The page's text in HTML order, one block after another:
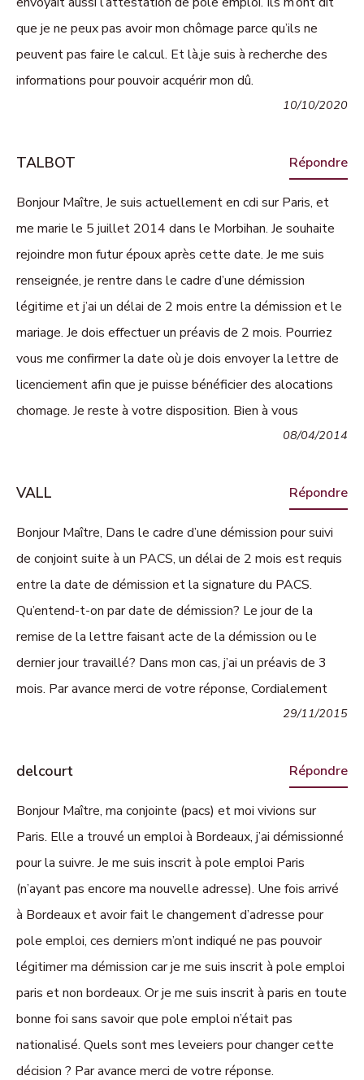
que je ne peux pas avoir mon chômage parce qu’ils ne
peuvent pas faire le calcul. Et là,je suis à recherche des
informations pour pouvoir acquérir mon dû.
10/10/2020
TALBOT Répondre
Bonjour Maître, Je suis actuellement en cdi sur Paris, et
me marie le 5 juillet 2014 dans le Morbihan. Je souhaite
rejoindre mon futur époux après cette date. Je me suis
renseignée, je rentre dans le cadre d’une démission
légitime et j’ai un délai de 2 mois entre la démission et le
mariage. Je dois effectuer un préavis de 2 mois. Pourriez
vous me confirmer la date où je dois envoyer la lettre de
licenciement afin que je puisse bénéficier des alocations
chomage. Je reste à votre disposition. Bien à vous
08/04/2014
VALL Répondre
Bonjour Maître, Dans le cadre d’une démission pour suivi
de conjoint suite à un PACS, un délai de 2 mois est requis
entre la date de démission et la signature du PACS.
Qu’entend-t-on par date de démission? Le jour de la
remise de la lettre faisant acte de la démission ou le
dernier jour travaillé? Dans mon cas, j’ai un préavis de 3
mois. Par avance merci de votre réponse, Cordialement
29/11/2015
delcourt Répondre
Bonjour Maître, ma conjointe (pacs) et moi vivions sur
Paris. Elle a trouvé un emploi à Bordeaux, j’ai démissionné
pour la suivre. Je me suis inscrit à pole emploi Paris
(n’ayant pas encore ma nouvelle adresse). Une fois arrivé
à Bordeaux et avoir fait le changement d’adresse pour
pole emploi, ces derniers m’ont indiqué ne pas pouvoir
légitimer ma démission car je me suis inscrit à pole emploi
paris et non bordeaux. Or je me suis inscrit à paris en toute
bonne foi sans savoir que pole emploi n’était pas
nationalisé. Quels sont mes leveiers pour changer cette
décision ? Par avance merci de votre réponse.